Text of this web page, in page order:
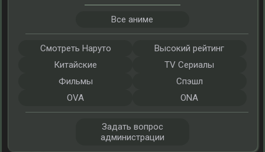
Все аниме
Смотреть Наруто
Высокий рейтинг
Китайские
TV Сериалы
Фильмы
Спэшл
OVA
ONA
Задать вопрос
администрации